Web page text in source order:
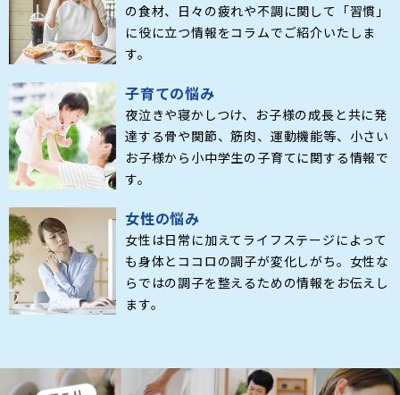
の食材、日々の疲れや不調に関して「習慣」
に役に立つ情報をコラムでご紹介いたしま
す。
子育ての悩み
夜泣きや寝かしつけ、お子様の成長と共に発
達する骨や関節、筋肉、運動機能等、小さい
お子様から小中学生の子育てに関する情報で
す。
女性の悩み
女性は日常に加えてライフステージによって
も身体とココロの調子が変化しがち。女性な
らではの調子を整えるための情報をお伝えし
ます。